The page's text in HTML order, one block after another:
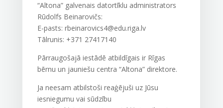
“Altona” galvenais datortīklu administrators
Rūdolfs Beinarovičs:
E-pasts: rbeinarovics4@edu.riga.lv
Tālrunis: +371 27417140
Pārraugošajā iestādē atbildīgais ir Rīgas
bērnu un jauniešu centra “Altona” direktore.
Ja neesam atbilstoši reaģējuši uz Jūsu
iesniegumu vai sūdzību